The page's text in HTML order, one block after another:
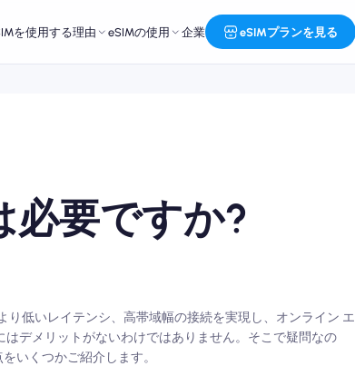
を使用する理由 eSIMの使用 企業 eSIMプランを見る
必要ですか?
低いレイテンシ、高帯域幅の接続を実現し、オンライン エ
デメリットがないわけではありません。そこで疑問なの
いくつかご紹介します。